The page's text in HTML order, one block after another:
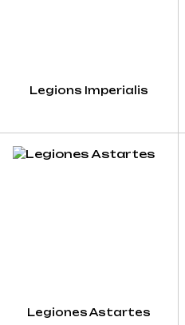
Legions Imperialis
Legiones Astartes